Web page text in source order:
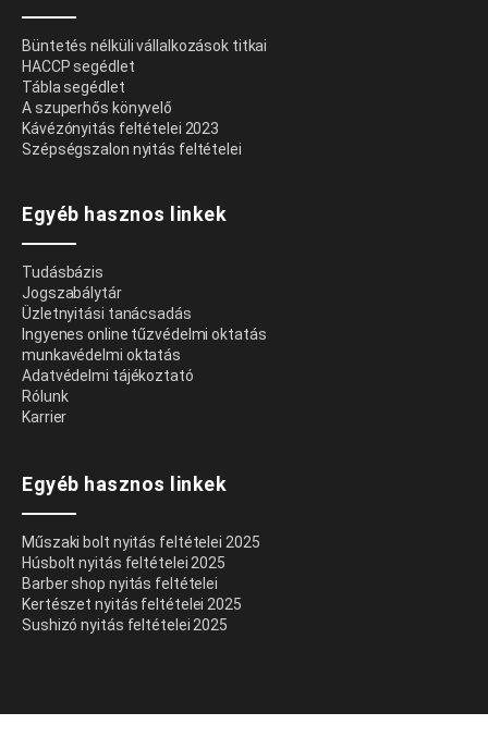
Büntetés nélküli vállalkozások titkai
HACCP segédlet
Tábla segédlet
A szuperhős könyvelő
Kávézónyitás feltételei 2023
Szépségszalon nyitás feltételei
Egyéb hasznos linkek
Tudásbázis
Jogszabálytár
Üzletnyitási tanácsadás
Ingyenes online tűzvédelmi oktatás
munkavédelmi oktatás
Adatvédelmi tájékoztató
Rólunk
Karrier
Egyéb hasznos linkek
Műszaki bolt nyitás feltételei 2025
Húsbolt nyitás feltételei 2025
Barber shop nyitás feltételei
Kertészet nyitás feltételei 2025
Sushizó nyitás feltételei 2025